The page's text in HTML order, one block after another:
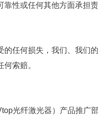
靠性或任何其他方面承担
的任何损失，我们、我们
索赔。
光纤激光器）产品推广